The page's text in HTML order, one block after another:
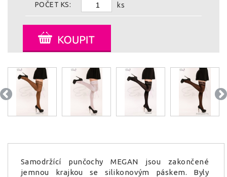
POČET KS: ks
Samodržící punčochy MEGAN jsou zakončené
jemnou krajkou se silikonovým páskem. Byly